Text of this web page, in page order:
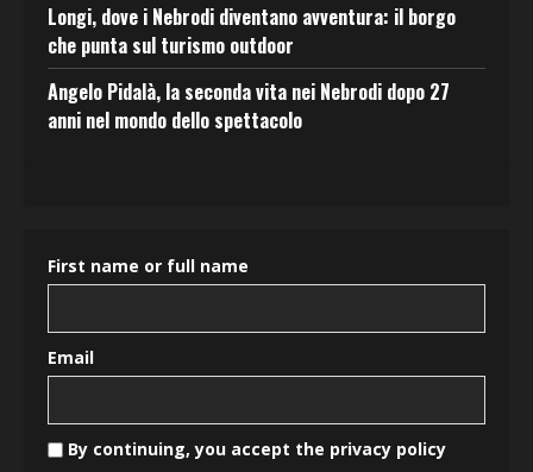
Longi, dove i Nebrodi diventano avventura: il borgo
che punta sul turismo outdoor
Angelo Pidalà, la seconda vita nei Nebrodi dopo 27
anni nel mondo dello spettacolo
First name or full name
Email
By continuing, you accept the privacy policy